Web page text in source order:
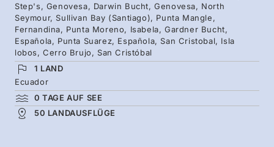
ältesten Insel des Archipels, wo endemische
Spottdrosseln singen.
Step's, Genovesa, Darwin Bucht, Genovesa, North
Seymour, Sullivan Bay (Santiago), Punta Mangle,
Fernandina, Punta Moreno, Isabela, Gardner Bucht,
Española, Punta Suarez, Española, San Cristobal, Isla
lobos, Cerro Brujo, San Cristóbal
1 LAND
Ecuador
0 TAGE AUF SEE
50 LANDAUSFLÜGE